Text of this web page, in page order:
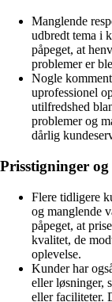
Manglende
udbredt tema i
påpeget, at
problemer er
Nogle
uprofessionel
utilfredshed
problemer og
dårlig
Prisstigninger
Flere tidligere
og manglende
påpeget, at
kvalitet, de
oplevelse.
Kunder har
eller løsninger,
eller faciliteter.